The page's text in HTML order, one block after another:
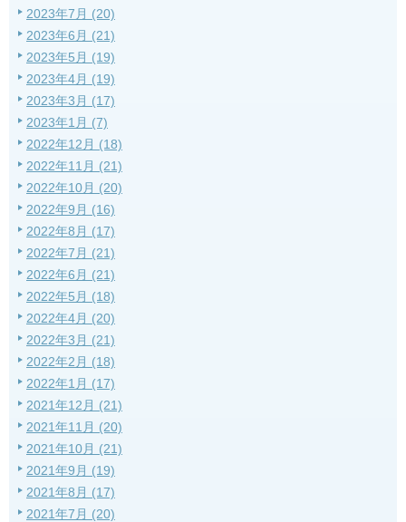
2023年7月 (20)
2023年6月 (21)
2023年5月 (19)
2023年4月 (19)
2023年3月 (17)
2023年1月 (7)
2022年12月 (18)
2022年11月 (21)
2022年10月 (20)
2022年9月 (16)
2022年8月 (17)
2022年7月 (21)
2022年6月 (21)
2022年5月 (18)
2022年4月 (20)
2022年3月 (21)
2022年2月 (18)
2022年1月 (17)
2021年12月 (21)
2021年11月 (20)
2021年10月 (21)
2021年9月 (19)
2021年8月 (17)
2021年7月 (20)